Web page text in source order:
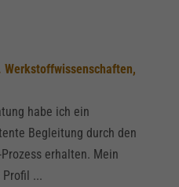
habe ich ein
Begleitung durch den
erhalten. Mein
...